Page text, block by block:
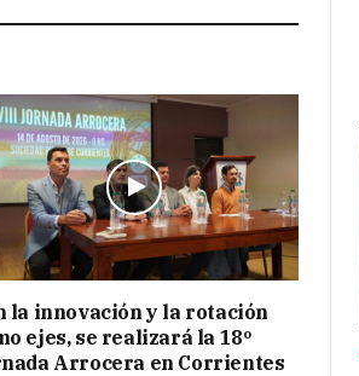
la innovación y la rotación
ejes, se realizará la 18º
Arrocera en Corrientes